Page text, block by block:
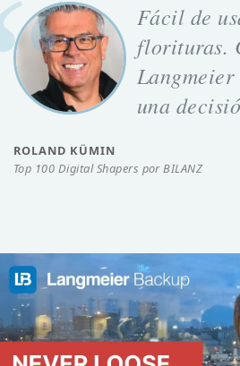
Fácil de
florituras.
una
ROLAND KÜMIN
Top 100 Digital Shapers por BILANZ